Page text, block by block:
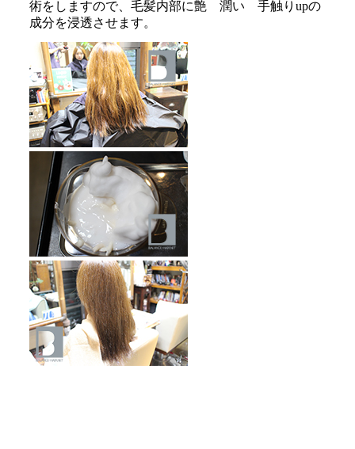
術をしますので、毛髪内部に艶 潤い 手触りupの
成分を浸透させます。